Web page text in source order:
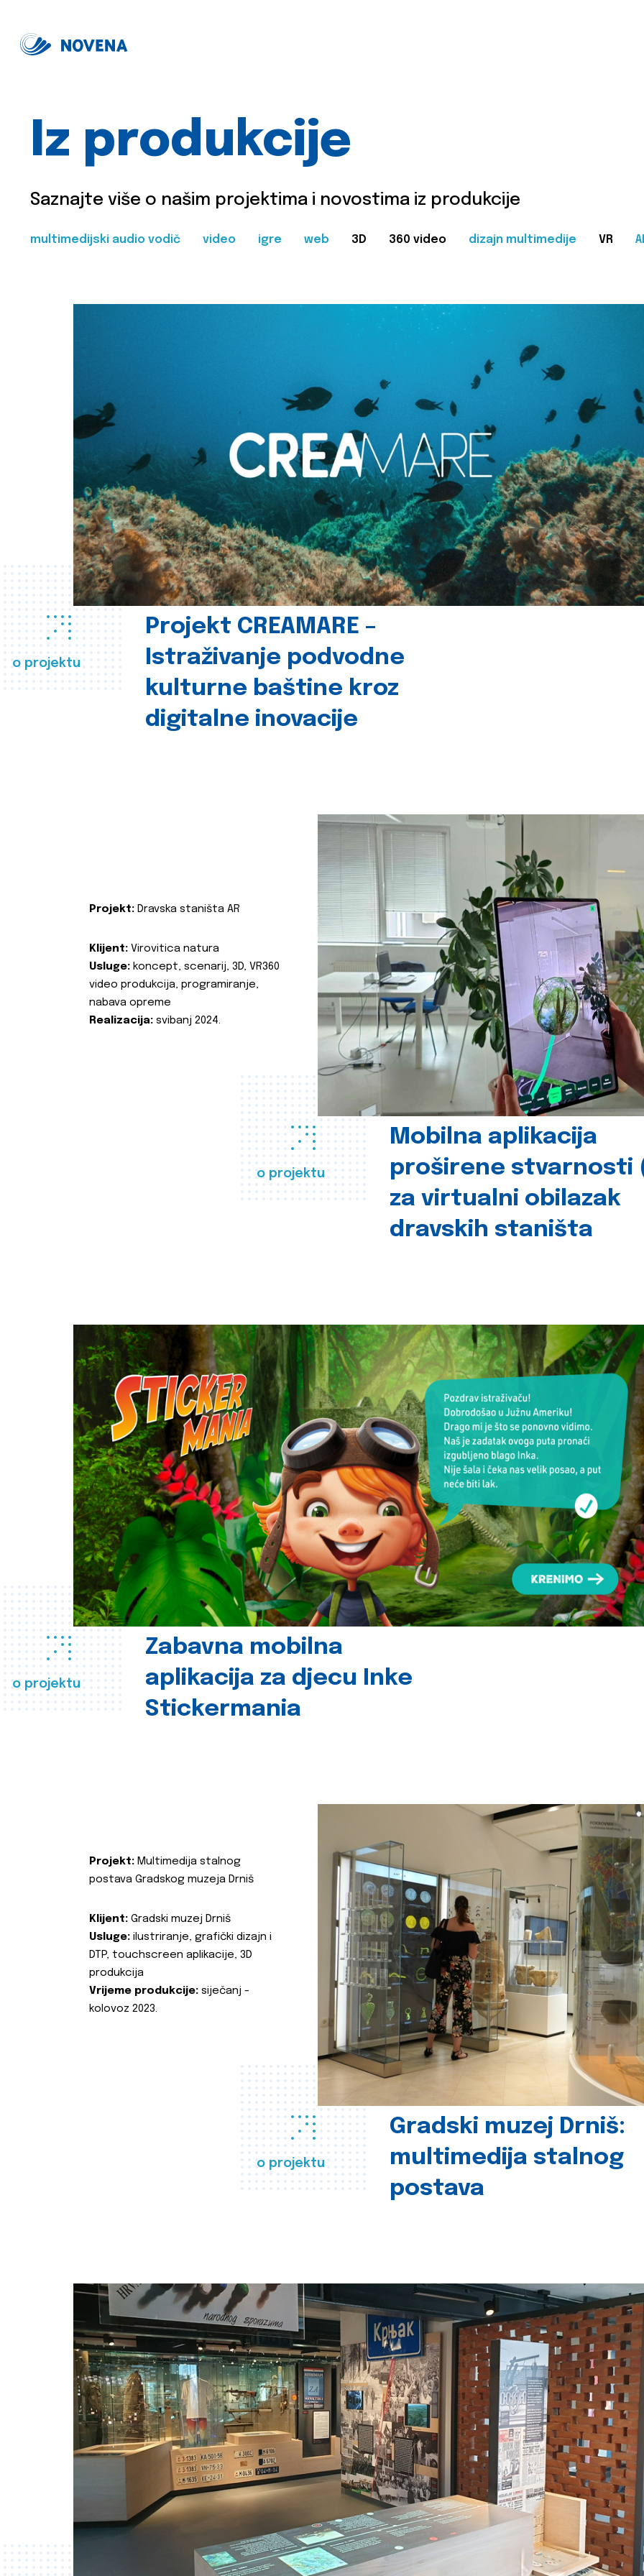
Iz produkcije
Saznajte više o našim projektima i novostima iz produkcije
multimedijski audio vodič video igre web 3D 360 video dizajn multimedije VR
o projektu
Projekt CREAMARE –
Istraživanje podvodne
kulturne baštine kroz
digitalne inovacije
o projektu
Mobilna aplikacija
proširene stvarnosti
za virtualni obilazak
dravskih staništa
Projekt: Dravska staništa AR
Klijent: Virovitica natura
Usluge: koncept, scenarij, 3D, VR360
video produkcija, programiranje,
nabava opreme
Realizacija: svibanj 2024.
o projektu
Zabavna mobilna
aplikacija za djecu Inke
Stickermania
o projektu
Gradski muzej Drniš:
multimedija stalnog
postava
Projekt: Multimedija stalnog
postava Gradskog muzeja Drniš
Klijent: Gradski muzej Drniš
Usluge: ilustriranje, grafički dizajn i
DTP, touchscreen aplikacije, 3D
produkcija
Vrijeme produkcije: siječanj -
kolovoz 2023.